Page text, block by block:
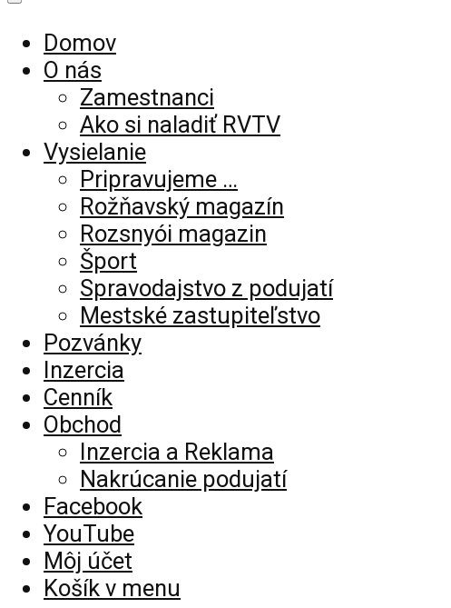
Domov
O nás
Zamestnanci
Ako si naladiť RVTV
Vysielanie
Pripravujeme …
Rožňavský magazín
Rozsnyói magazin
Šport
Spravodajstvo z podujatí
Mestské zastupiteľstvo
Pozvánky
Inzercia
Cenník
Obchod
Inzercia a Reklama
Nakrúcanie podujatí
Facebook
YouTube
Môj účet
Košík v menu